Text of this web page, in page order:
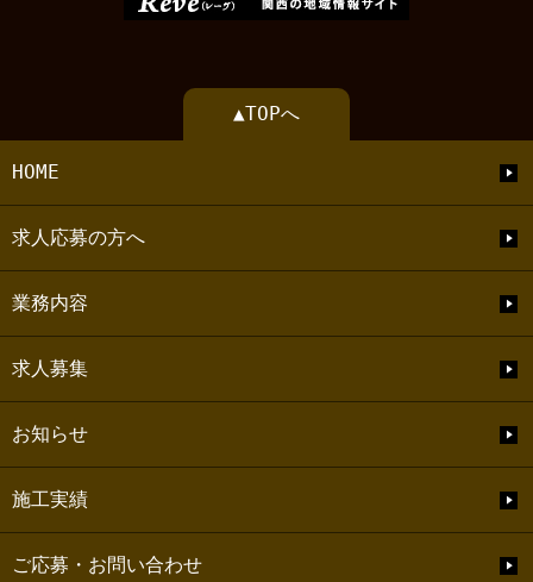
▲TOPへ
HOME
求人応募の方へ
業務内容
求人募集
お知らせ
施工実績
ご応募・お問い合わせ